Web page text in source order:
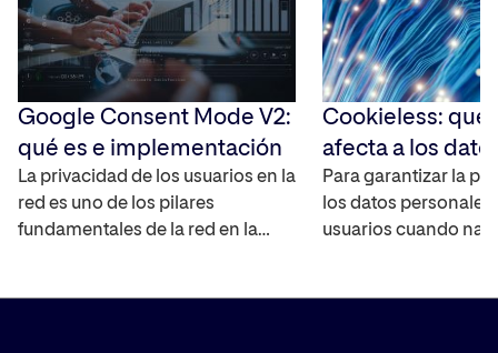
Google Consent Mode V2:
qué es e implementación
La privacidad de los usuarios en la
red es uno de los pilares
fundamentales de la red en la
Cookieless: qué
afecta a los
Para garantizar la
los datos personales
usuarios cuando